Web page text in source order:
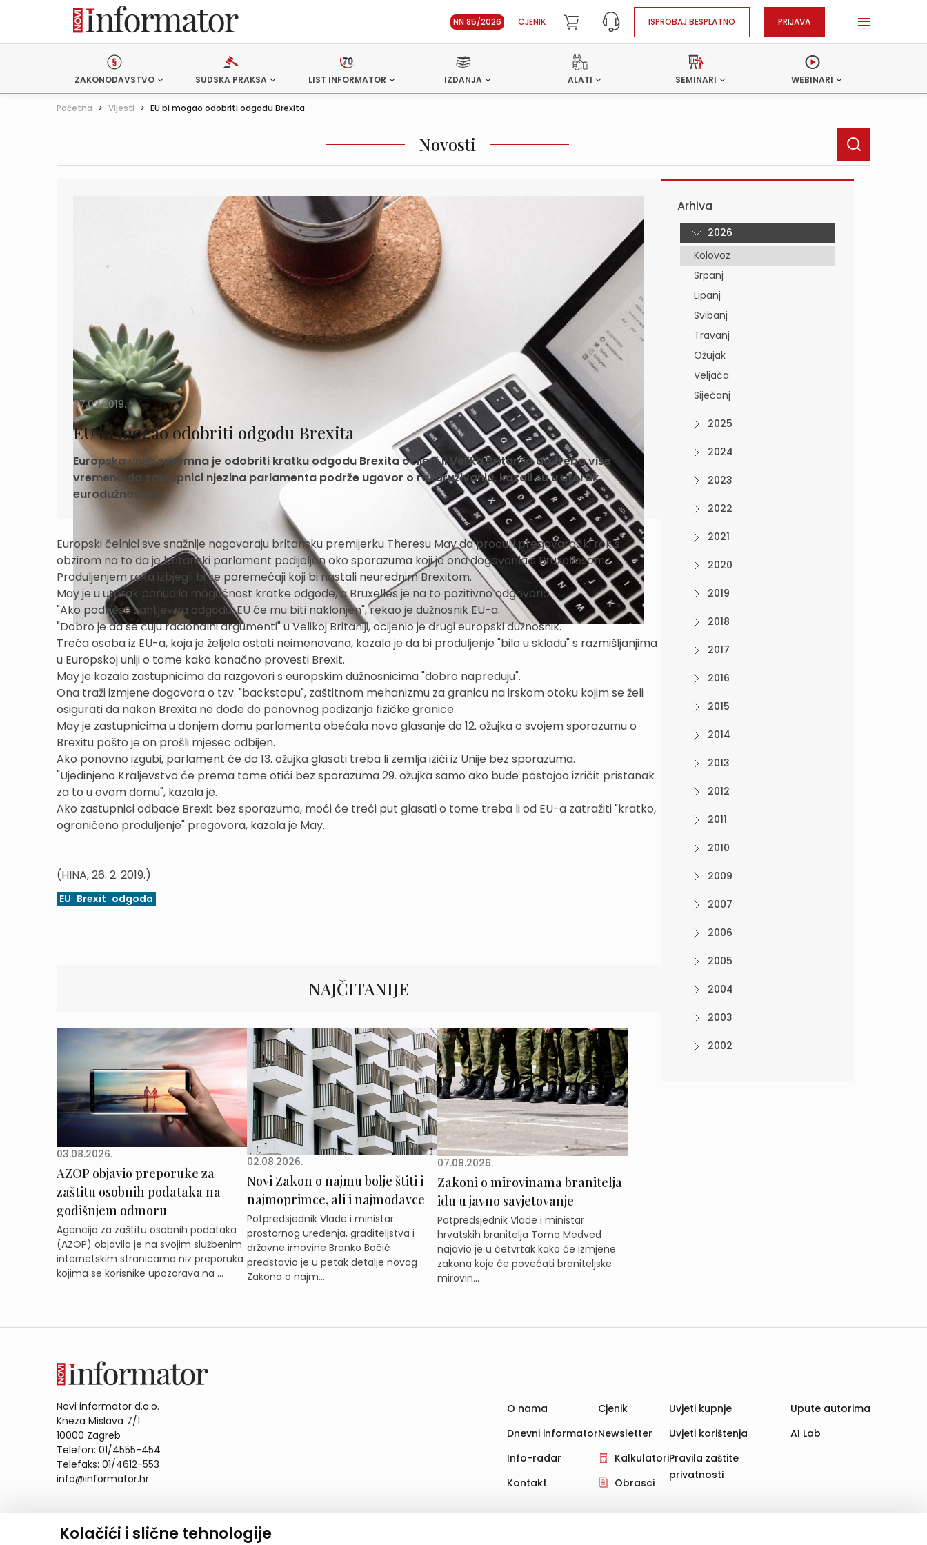
Kolačići i slične tehnologije
NN 85/2026 CJENIK ISPROBAJ BESPLATNO PRIJAVA
ZAKONODAVSTVO SUDSKA PRAKSA LIST INFORMATOR IZDANJA ALATI SEMINARI WEBINARI
Početna > Vijesti > EU bi mogao odobriti odgodu Brexita
Novosti
27.02.2019.
EU bi mogao odobriti odgodu Brexita
Europska unija spremna je odobriti kratku odgodu Brexita ocijeni li Velika Britanija da treba više
vremena da zastupnici njezina parlamenta podrže ugovor o razdruživanju, kazali su u utorak
eurodužnosnici.
Europski čelnici sve snažnije nagovaraju britansku premijerku Theresu May da produlji pregovarački rok s
obzirom na to da je britanski parlament podijeljen oko sporazuma koji je ona dogovorila s Bruxellesom.
Produljenjem roka izbjegli bi se poremećaji koji bi nastali neurednim Brexitom.
May je u utorak ponudila mogućnost kratke odgode, a Bruxelles je na to pozitivno odgovorio.
"Ako podnese zahtjev za odgodu, EU će mu biti naklonjen", rekao je dužnosnik EU-a.
"Dobro je da se čuju racionalni argumenti" u Velikoj Britaniji, ocijenio je drugi europski dužnosnik.
Treća osoba iz EU-a, koja je željela ostati neimenovana, kazala je da bi produljenje "bilo u skladu" s razmišljanjima
u Europskoj uniji o tome kako konačno provesti Brexit.
May je kazala zastupnicima da razgovori s europskim dužnosnicima "dobro napreduju".
Ona traži izmjene dogovora o tzv. "backstopu", zaštitnom mehanizmu za granicu na irskom otoku kojim se želi
osigurati da nakon Brexita ne dođe do ponovnog podizanja fizičke granice.
May je zastupnicima u donjem domu parlamenta obećala novo glasanje do 12. ožujka o svojem sporazumu o
Brexitu pošto je on prošli mjesec odbijen.
Ako ponovno izgubi, parlament će do 13. ožujka glasati treba li zemlja izići iz Unije bez sporazuma.
"Ujedinjeno Kraljevstvo će prema tome otići bez sporazuma 29. ožujka samo ako bude postojao izričit pristanak
za to u ovom domu", kazala je.
Ako zastupnici odbace Brexit bez sporazuma, moći će treći put glasati o tome treba li od EU-a zatražiti "kratko,
ograničeno produljenje" pregovora, kazala je May.
(HINA, 26. 2. 2019.)
EU Brexit odgoda
NAJČITANIJE
03.08.2026.
AZOP objavio preporuke za
zaštitu osobnih podataka na
godišnjem odmoru
Agencija za zaštitu osobnih podataka
(AZOP) objavila je na svojim službenim
internetskim stranicama niz preporuka
kojima se korisnike upozorava na ...
02.08.2026.
Novi Zakon o najmu bolje štiti i
najmoprimce, ali i najmodavce
Potpredsjednik Vlade i ministar
prostornog uređenja, graditeljstva i
državne imovine Branko Bačić
predstavio je u petak detalje novog
Zakona o najm...
07.08.2026.
Zakoni o mirovinama branitelja
idu u javno savjetovanje
Potpredsjednik Vlade i ministar
hrvatskih branitelja Tomo Medved
najavio je u četvrtak kako će izmjene
zakona koje će povećati braniteljske
mirovin...
Arhiva
2026
Kolovoz
Srpanj
Lipanj
Svibanj
Travanj
Ožujak
Veljača
Siječanj
2025
2024
2023
2022
2021
2020
2019
2018
2017
2016
2015
2014
2013
2012
2011
2010
2009
2007
2006
2005
2004
2003
2002
Novi informator d.o.o.
Kneza Mislava 7/1
10000 Zagreb
Telefon: 01/4555-454
Telefaks: 01/4612-553
info@informator.hr
O nama
Dnevni informator
Info-radar
Kontakt
Cjenik
Newsletter
Kalkulatori
Obrasci
Uvjeti kupnje
Uvjeti korištenja
Pravila zaštite
privatnosti
Upute autorima
AI Lab